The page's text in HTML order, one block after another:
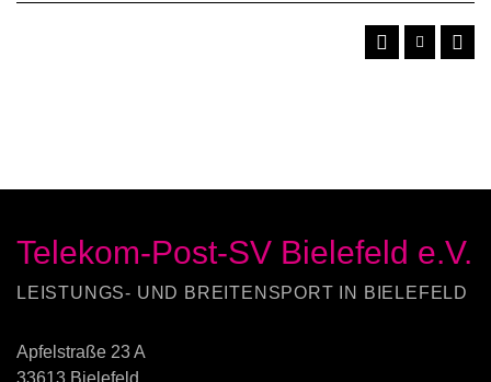
Telekom-Post-SV Bielefeld e.V.
LEISTUNGS- UND BREITENSPORT IN BIELEFELD
Apfelstraße 23 A
33613 Bielefeld